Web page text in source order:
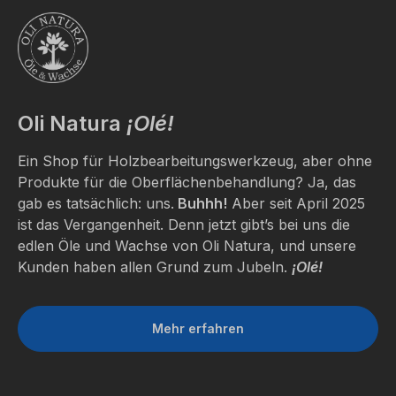
zu,
dieses
Video
anzusehen.
Mehr
Informationen
by
Oli Natura ¡Olé!
Ein Shop für Holzbearbeitungswerkzeug, aber ohne
Produkte für die Oberflächenbehandlung? Ja, das
gab es tatsächlich: uns. Buhhh! Aber seit April 2025
ist das Vergangenheit. Denn jetzt gibt’s bei uns die
edlen Öle und Wachse von Oli Natura, und unsere
Kunden haben allen Grund zum Jubeln. ¡Olé!
Mehr erfahren